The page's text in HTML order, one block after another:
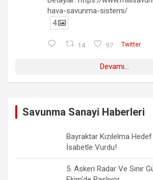
hava-savunma-sistemi/
4
14 97 Twitter
Devamı...
Savunma Sanayi Haberleri
Bayraktar Kızılelma
İsabetle Vurdu!
5. Askeri Radar Ve Sınır